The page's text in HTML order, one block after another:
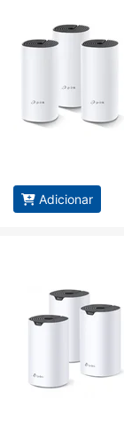
Adicionar